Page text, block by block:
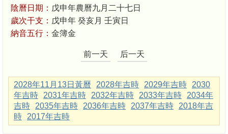
陰曆日期： 戊申年農曆九月二十七日
歲次干支： 戊申年 癸亥月 壬寅日
納音五行： 金簿金
前一天 后一天
2028年11月13日黃曆 2028年吉時 2029年吉時
2030
年吉時
2031年吉時 2032年吉時 2033年吉時
2034年
吉時
2035年吉時 2036年吉時 2037年吉時
2018年吉
時
2017年吉時